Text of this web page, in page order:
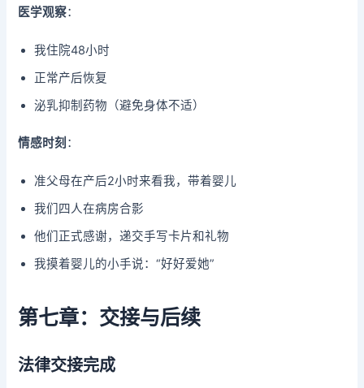
医学观察：
我住院48小时
正常产后恢复
泌乳抑制药物（避免身体不适）
情感时刻 ：
准父母在产后2小时来看我，带着婴儿
我们四人在病房合影
他们正式感谢，递交手写卡片和礼物
我摸着婴儿的小手说：“好好爱她”
第七章：交接与后续
法律交接完成